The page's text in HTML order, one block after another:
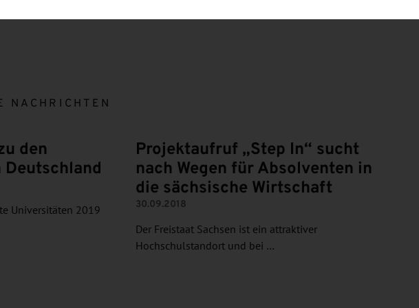
NACHRICHTEN
den
Universitäten 2019
Projektaufruf „Step In“ sucht
nach Wegen für Absolventen in
die sächsische Wirtschaft
30.09.2018
Der Freistaat Sachsen ist ein attraktiver
Hochschulstandort und bei …